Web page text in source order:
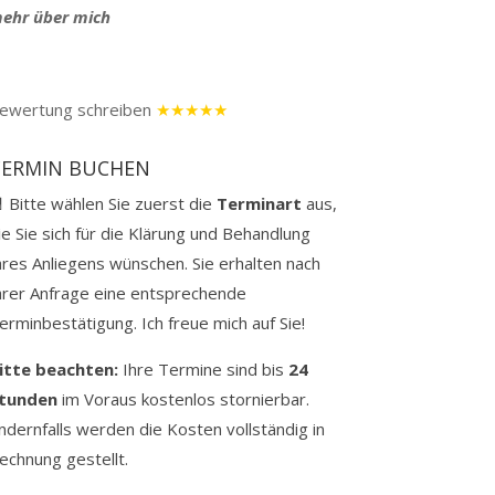
über mich
schreiben ★★★★★
BUCHEN
Bitte wählen Sie zuerst die Terminart aus,
Sie sich für die Klärung und Behandlung
Anliegens wünschen. Sie erhalten nach
Anfrage eine entsprechende
Ich freue mich auf Sie!
beachten:Ihre Termine sind bis 24
im Voraus kostenlos stornierbar.
werden die Kosten vollständig in
gestellt.